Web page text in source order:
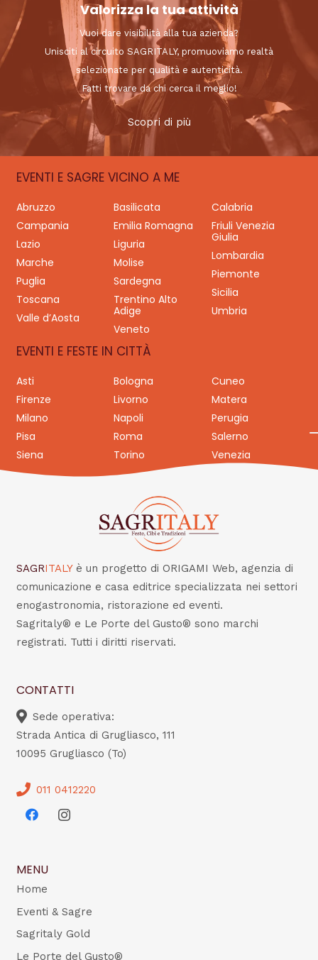
Valorizza la tua attività
Vuoi dare visibilità alla tua azienda?
Unisciti al circuito SAGRITALY, promuoviamo realtà
selezionate per qualità e autenticità.
Fatti trovare da chi cerca il meglio!
Scopri di più
EVENTI E SAGRE VICINO A ME
Abruzzo Basilicata
Calabria
Campania
Emilia Romagna
Friuli Venezia
Giulia
Lazio
Liguria
Lombardia
Marche
Molise
Piemonte
Puglia
Sardegna
Sicilia
Toscana
Trentino Alto
Adige
Umbria
Valle d’Aosta
Veneto
EVENTI E FESTE IN CITTÀ
Asti Bologna
Cuneo
Firenze
Livorno
Matera
Milano
Napoli
Perugia
Pisa
Roma
Salerno
Siena
Torino Venezia
SAGRITALY è un progetto di ORIGAMI Web, agenzia di
comunicazione e casa editrice specializzata nei settori
enogastronomia, ristorazione ed eventi.
Sagritaly® e Le Porte del Gusto® sono marchi
registrati. Tutti i diritti riservati.
CONTATTI
Sede operativa:
Strada Antica di Grugliasco, 111
10095 Grugliasco (To)
011 0412220
MENU
Home
Eventi & Sagre
Sagritaly Gold
Le Porte del Gusto®